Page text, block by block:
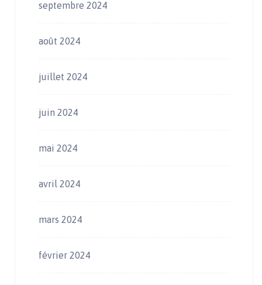
septembre 2024
août 2024
juillet 2024
juin 2024
mai 2024
avril 2024
mars 2024
février 2024